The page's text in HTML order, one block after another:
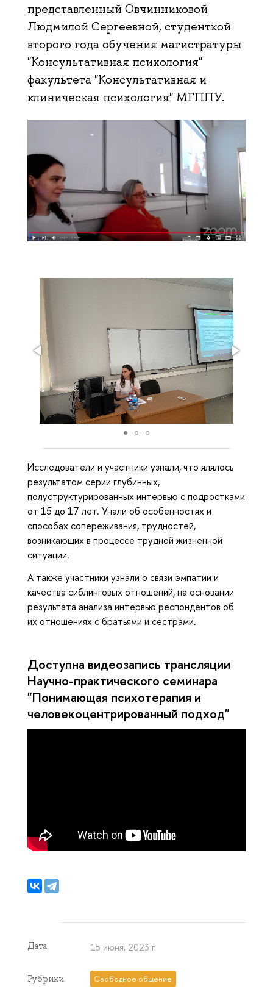
представленный Овчинниковой
Людмилой Сергеевной, студенткой
второго года обучения магистратуры
"Консультативная психология"
факультета "Консультативная и
клиническая психология" МГППУ.
Исследователи и участники узнали, что ялялось
результатом серии глубинных,
полуструктурированных интервью с подростками
от 15 до 17 лет. Унали об особенностях и
способах сопереживания, трудностей,
возникающих в процессе трудной жизненной
ситуации.
А также участники узнали о связи эмпатии и
качества сиблинговых отношений, на основании
результата анализа интервью респондентов об
их отношениях с братьями и сестрами.
Доступна видеозапись трансляции
Научно-практического семинара
"Понимающая психотерапия и
человекоцентрированный подход"
Дата 15 июня, 2023 г.
Рубрики Свободное общение